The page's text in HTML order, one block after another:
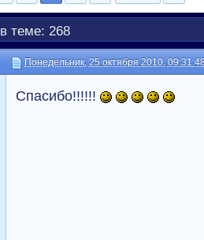
теме: 268
Понедельник, 25 октября 2010,
Спасибо!!!!!!